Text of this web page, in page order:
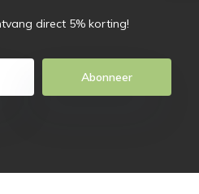
direct 5% korting!
Abonneer